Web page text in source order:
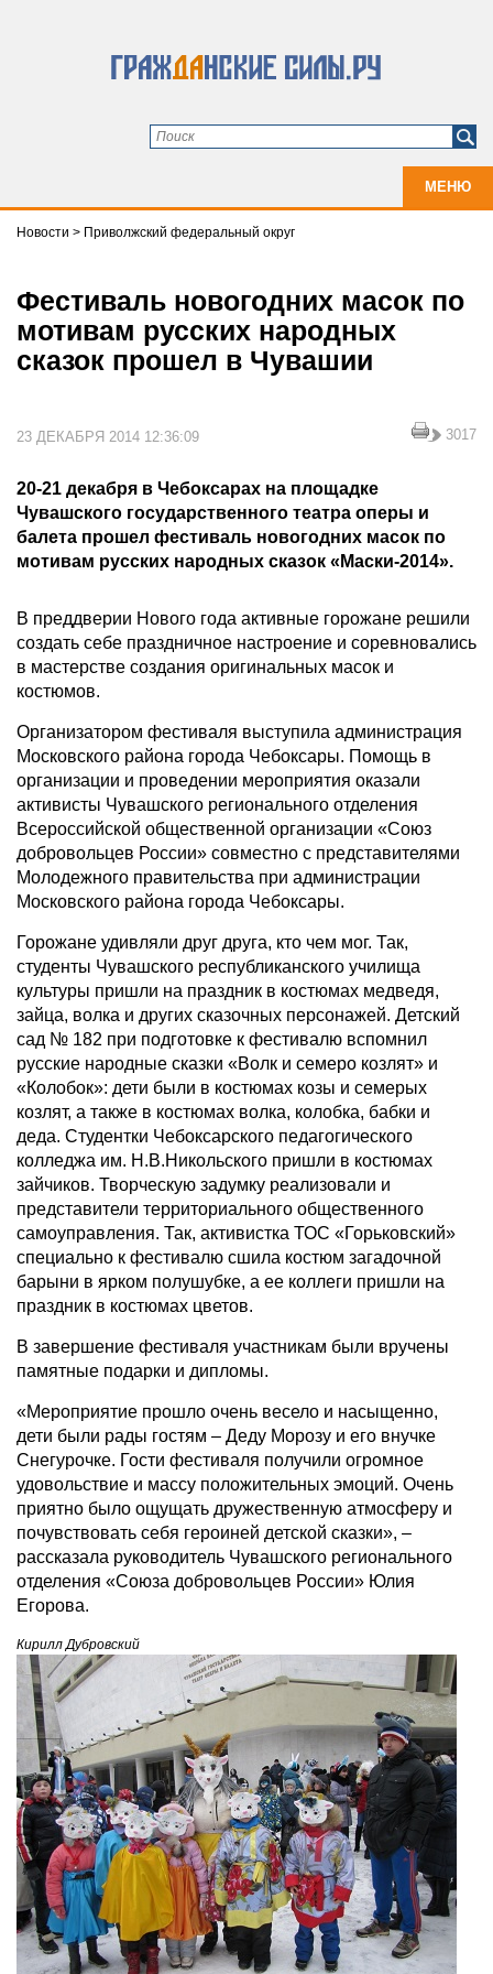
МЕНЮ
Новости > Приволжский федеральный округ
Фестиваль новогодних масок по
мотивам русских народных
сказок прошел в Чувашии
23 ДЕКАБРЯ 2014 12:36:09 3017
20-21 декабря в Чебоксарах на площадке
Чувашского государственного театра оперы и
балета прошел фестиваль новогодних масок по
мотивам русских народных сказок «Маски-2014».
В преддверии Нового года активные горожане решили
создать себе праздничное настроение и соревновались
в мастерстве создания оригинальных масок и
костюмов.
Организатором фестиваля выступила администрация
Московского района города Чебоксары. Помощь в
организации и проведении мероприятия оказали
активисты Чувашского регионального отделения
Всероссийской общественной организации «Союз
добровольцев России» совместно с представителями
Молодежного правительства при администрации
Московского района города Чебоксары.
Горожане удивляли друг друга, кто чем мог. Так,
студенты Чувашского республиканского училища
культуры пришли на праздник в костюмах медведя,
зайца, волка и других сказочных персонажей. Детский
сад № 182 при подготовке к фестивалю вспомнил
русские народные сказки «Волк и семеро козлят» и
«Колобок»: дети были в костюмах козы и семерых
козлят, а также в костюмах волка, колобка, бабки и
деда. Студентки Чебоксарского педагогического
колледжа им. Н.В.Никольского пришли в костюмах
зайчиков. Творческую задумку реализовали и
представители территориального общественного
самоуправления. Так, активистка ТОС «Горьковский»
специально к фестивалю сшила костюм загадочной
барыни в ярком полушубке, а ее коллеги пришли на
праздник в костюмах цветов.
В завершение фестиваля участникам были вручены
памятные подарки и дипломы.
«Мероприятие прошло очень весело и насыщенно,
дети были рады гостям – Деду Морозу и его внучке
Снегурочке. Гости фестиваля получили огромное
удовольствие и массу положительных эмоций. Очень
приятно было ощущать дружественную атмосферу и
почувствовать себя героиней детской сказки», –
рассказала руководитель Чувашского регионального
отделения «Союза добровольцев России» Юлия
Егорова.
Кирилл Дубровский